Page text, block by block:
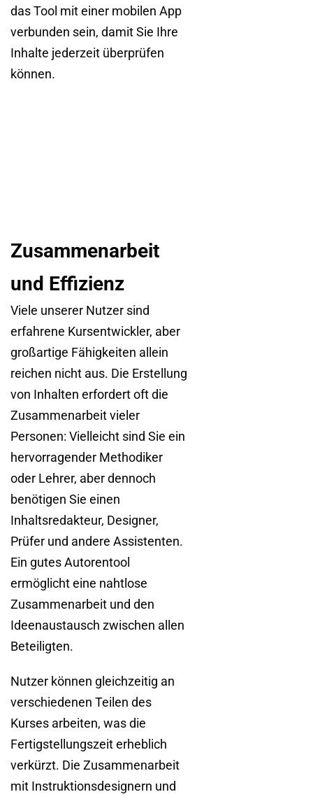
das Tool mit einer mobilen App
verbunden sein, damit Sie Ihre
Inhalte jederzeit überprüfen
können.
Zusammenarbeit
und Effizienz
Viele unserer Nutzer sind
erfahrene Kursentwickler, aber
großartige Fähigkeiten allein
reichen nicht aus. Die Erstellung
von Inhalten erfordert oft die
Zusammenarbeit vieler
Personen: Vielleicht sind Sie ein
hervorragender Methodiker
oder Lehrer, aber dennoch
benötigen Sie einen
Inhaltsredakteur, Designer,
Prüfer und andere Assistenten.
Ein gutes Autorentool
ermöglicht eine nahtlose
Zusammenarbeit und den
Ideenaustausch zwischen allen
Beteiligten.
Nutzer können gleichzeitig an
verschiedenen Teilen des
Kurses arbeiten, was die
Fertigstellungszeit erheblich
verkürzt. Die Zusammenarbeit
mit Instruktionsdesignern und